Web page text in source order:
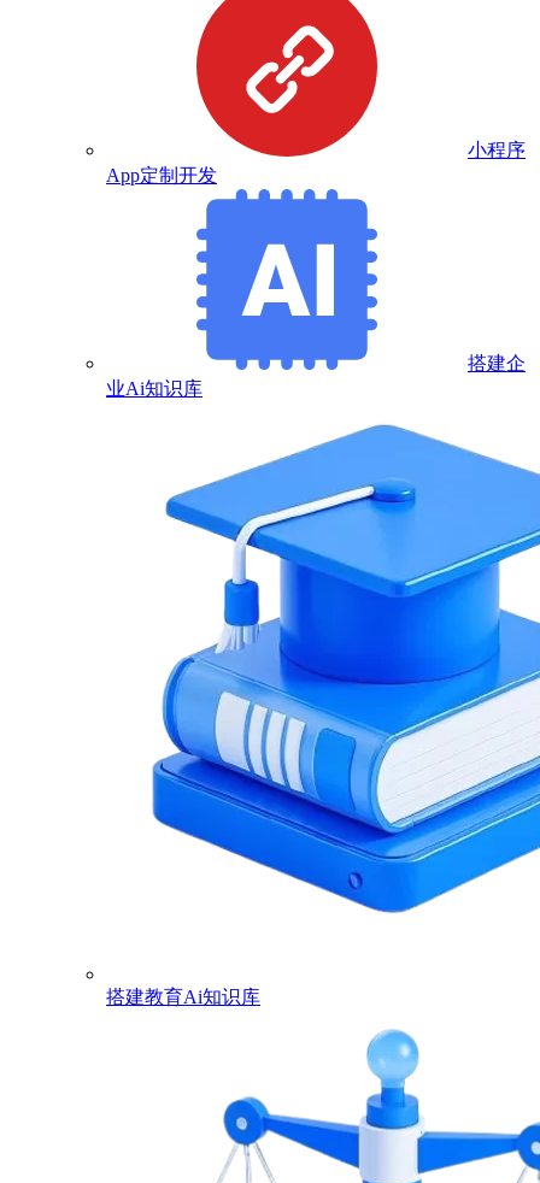
小程序
App定制开发
搭建企
业Ai知识库
搭建教育Ai知识库